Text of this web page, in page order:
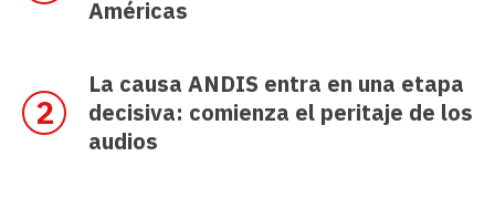
Américas
La causa ANDIS entra en una etapa
decisiva: comienza el peritaje de los
audios